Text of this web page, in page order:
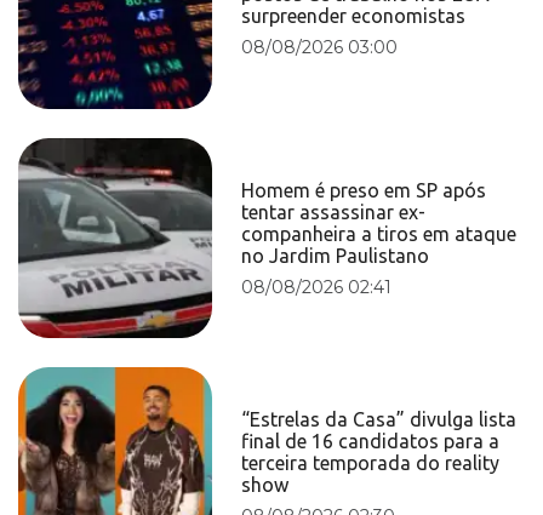
surpreender economistas
08/08/2026 03:00
Homem é preso em SP após
tentar assassinar ex-
companheira a tiros em ataque
no Jardim Paulistano
08/08/2026 02:41
“Estrelas da Casa” divulga lista
final de 16 candidatos para a
terceira temporada do reality
show